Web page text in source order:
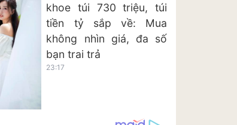
khoe túi 730 triệu, túi
tiền tỷ sắp về: Mua
không nhìn giá, đa số
bạn trai trả
23:17